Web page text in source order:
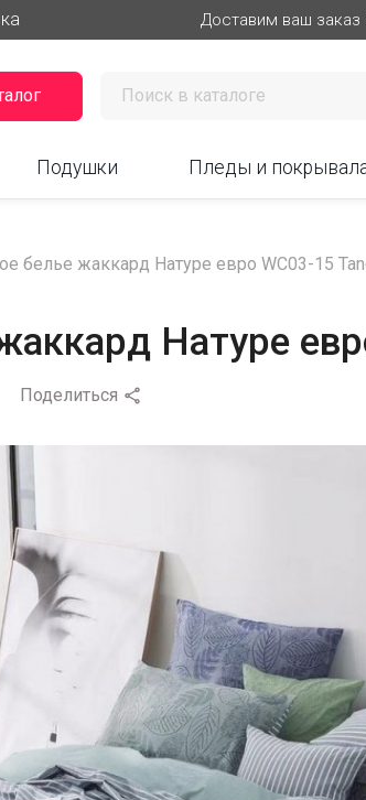
Доставим ваш заказ
Подушки Пледы и
белье жаккард Натуре евро WC03-15
Натуре
Поделиться 